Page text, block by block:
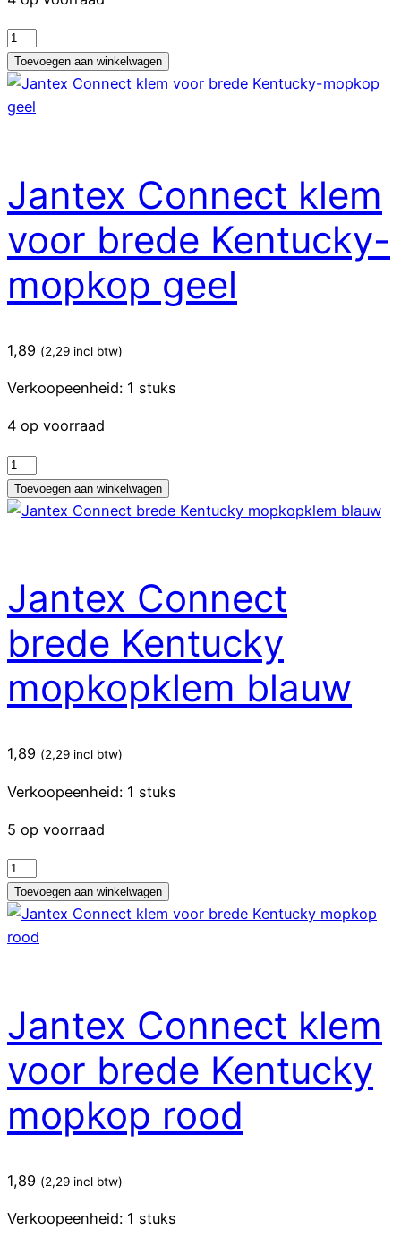
Jantex
Connect
brede
Kentucky-
Toevoegen aan winkelwagen
Jantex Connect klem
voor brede Kentucky-
mopkop geel
1,89 (2,29 incl btw)
Verkoopeenheid: 1 stuks
4 op voorraad
Jantex
Connect
klem
mopkop
geel
aantal
Toevoegen aan winkelwagen
Jantex Connect
brede Kentucky
mopkopklem blauw
1,89 (2,29 incl btw)
Verkoopeenheid: 1 stuks
5 op voorraad
Jantex
Connect
brede
Kentucky
Toevoegen aan winkelwagen
Jantex Connect klem
voor brede Kentucky
mopkop rood
1,89 (2,29 incl btw)
Verkoopeenheid: 1 stuks